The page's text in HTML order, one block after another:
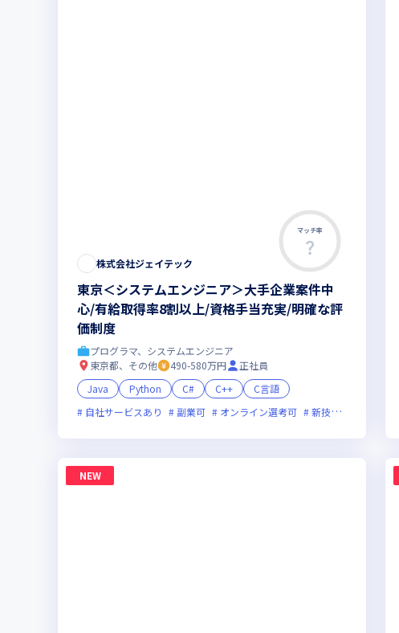
マッチ率
株式会社ジェイテック
東京＜システムエンジニア＞大手企業案件中
心/有給取得率8割以上/資格手当充実/明確な評
価制度
プログラマ、システムエンジニア
東京都、その他
490-580万円
正社員
Java
Python C# C++
C言語
自社サービスあり
副業可 オンライン選考可 新技術に積極的
NEW